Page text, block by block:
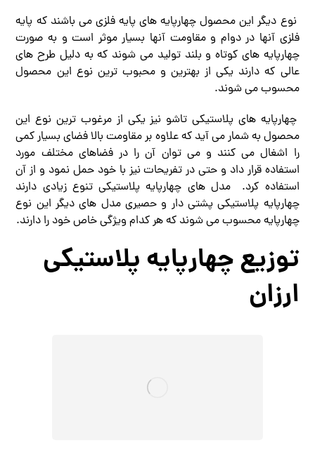
نوع دیگر این محصول چهارپایه های پایه فلزی می باشند که پایه
فلزی آنها در دوام و مقاومت آنها بسیار موثر است و به صورت
چهارپایه های کوتاه و بلند تولید می شوند که به دلیل طرح های
عالی که دارند یکی از بهترین و محبوب ترین نوع این محصول
محسوب می شوند.
چهارپایه های پلاستیکی تاشو نیز یکی از مرغوب ترین نوع این
محصول به شمار می آید که علاوه بر مقاومت بالا فضای بسیار کمی
را اشغال می کنند و می توان آن را در فضاهای مختلف مورد
استفاده قرار داد و حتی در تفریحات نیز با خود حمل نمود و از آن
استفاده کرد. مدل های چهارپایه پلاستیکی تنوع زیادی دارند
چهارپایه پلاستیکی پشتی دار و حصیری مدل های دیگر این نوع
چهارپایه محسوب می شوند که هر کدام ویژگی خاص خود را دارند.
توزیع چهارپایه پلاستیکی
ارزان